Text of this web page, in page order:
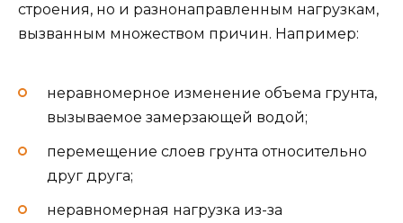
строения, но и разнонаправленным нагрузкам,
вызванным множеством причин. Например:
неравномерное изменение объема грунта,
вызываемое замерзающей водой;
перемещение слоев грунта относительно
друг друга;
неравномерная нагрузка из-за